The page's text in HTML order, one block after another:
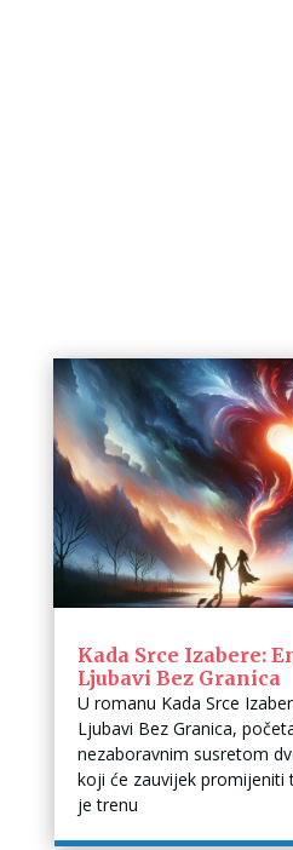
Kada Srce Izabere:
Ljubavi Bez Granica
U romanu Kada Srce
Ljubavi Bez Granica,
nezaboravnim susretom
koji će zauvijek promijeniti
je trenu